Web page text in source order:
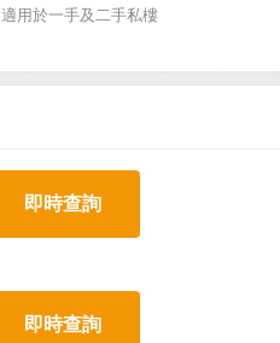
適用於一手及二手私樓
即時查詢
即時查詢